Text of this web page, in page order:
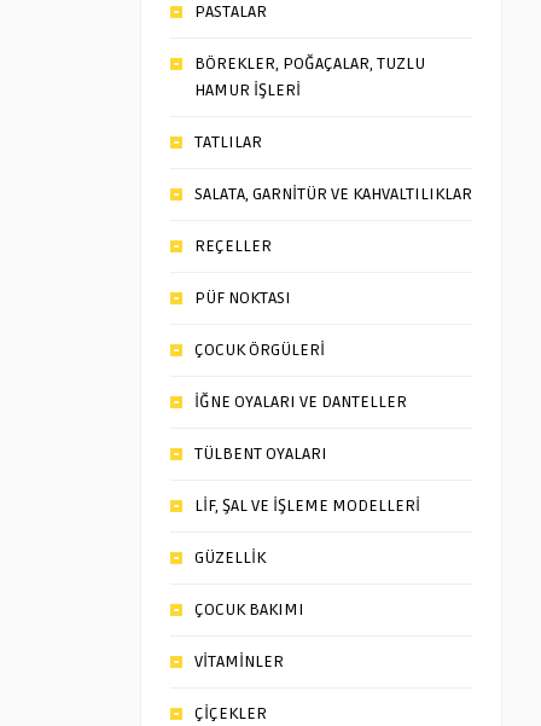
PASTALAR
BÖREKLER, POĞAÇALAR, TUZLU
HAMUR İŞLERİ
TATLILAR
SALATA, GARNİTÜR VE KAHVALTILIKLAR
REÇELLER
PÜF NOKTASI
ÇOCUK ÖRGÜLERİ
İĞNE OYALARI VE DANTELLER
TÜLBENT OYALARI
LİF, ŞAL VE İŞLEME MODELLERİ
GÜZELLİK
ÇOCUK BAKIMI
VİTAMİNLER
ÇİÇEKLER